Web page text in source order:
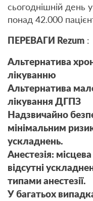
сьогоднішній день
понад 42.000
ПЕРЕВАГИ Rezum :
Альтернатива
лікуванню
Альтернатива
лікування ДГПЗ
Надзвичайно
мінімальним
ускладнень.
Анестезія:
відсутні
типами анестезії.
У багатьох